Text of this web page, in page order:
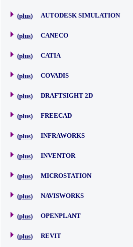
(plus) AUTODESK SIMULATION
(plus) CANECO
(plus) CATIA
(plus) COVADIS
(plus) DRAFTSIGHT 2D
(plus) FREECAD
(plus) INFRAWORKS
(plus) INVENTOR
(plus) MICROSTATION
(plus) NAVISWORKS
(plus) OPENPLANT
(plus) REVIT